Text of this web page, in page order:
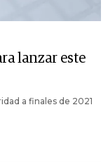
lanzar este
a finales de 2021